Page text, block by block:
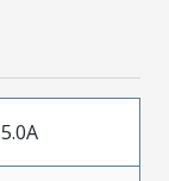
5.0A